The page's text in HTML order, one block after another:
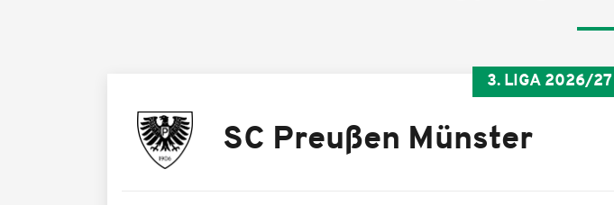
3. LIGA 2026/27
SC Preußen Münster